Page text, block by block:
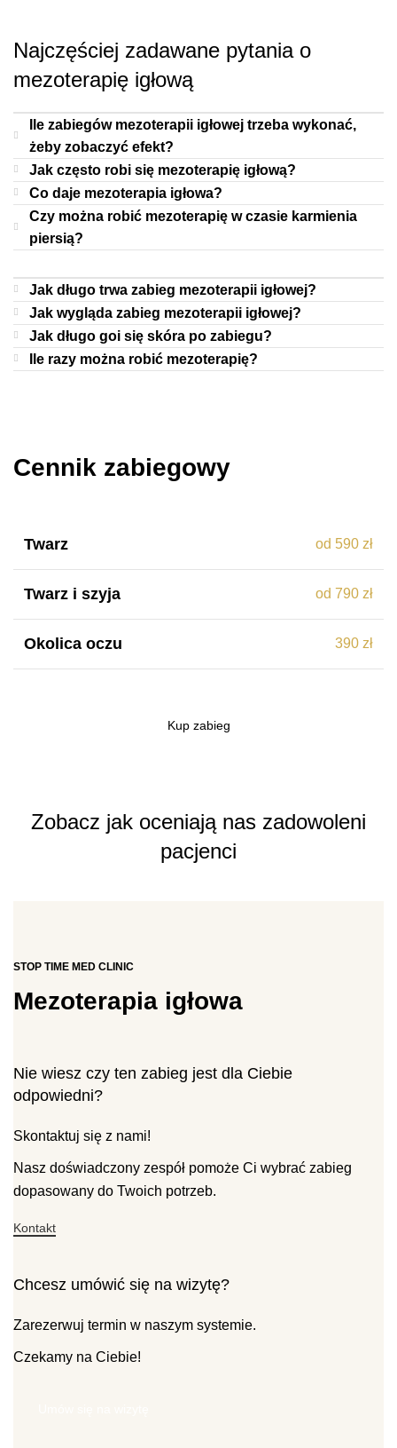
Najczęściej zadawane pytania o
mezoterapię igłową
Ile zabiegów mezoterapii igłowej trzeba wykonać,
żeby zobaczyć efekt?
Jak często robi się mezoterapię igłową?
Co daje mezoterapia igłowa?
Czy można robić mezoterapię w czasie karmienia
piersią?
Jak długo trwa zabieg mezoterapii igłowej?
Jak wygląda zabieg mezoterapii igłowej?
Jak długo goi się skóra po zabiegu?
Ile razy można robić mezoterapię?
Cennik zabiegowy
Twarz od 590 zł
Twarz i szyja od 790 zł
Okolica oczu 390 zł
Kup zabieg
Zobacz jak oceniają nas zadowoleni
pacjenci
STOP TIME MED CLINIC
Mezoterapia igłowa
Nie wiesz czy ten zabieg jest dla Ciebie
odpowiedni?
Skontaktuj się z nami!
Nasz doświadczony zespół pomoże Ci wybrać zabieg
dopasowany do Twoich potrzeb.
Kontakt
Chcesz umówić się na wizytę?
Zarezerwuj termin w naszym systemie.
Czekamy na Ciebie!